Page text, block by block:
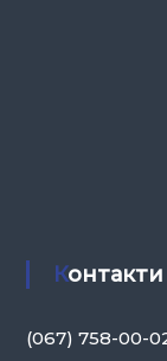
Контакти
(067) 758-00-